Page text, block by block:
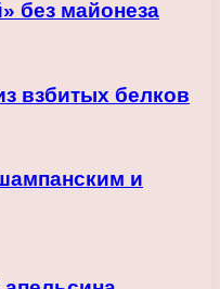
без майонеза
взбитых белков
и